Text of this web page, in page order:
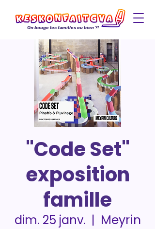
On bouge les familles ou bien ?!
"Code Set"
exposition
famille
dim. 25 janv.
  |
Meyrin